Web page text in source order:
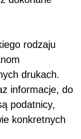
rodzaju
drukach.
informacje, do
podatnicy,
konkretnych